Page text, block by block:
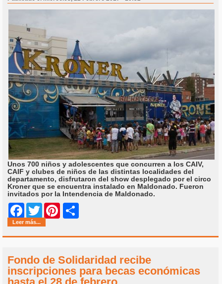
Unos 700 niños y adolescentes que concurren a los CAIV,
CAIF y clubes de niños de las distintas localidades del
departamento, disfrutaron del show desplegado por el circo
Kroner que se encuentra instalado en Maldonado. Fueron
invitados por la Intendencia de Maldonado.
Facebook
Twitter Pinterest
Leer más...
Fondo de Solidaridad recibe
inscripciones para becas económicas